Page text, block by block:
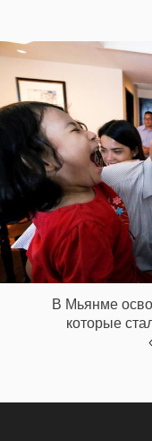
В Мьянме
которые